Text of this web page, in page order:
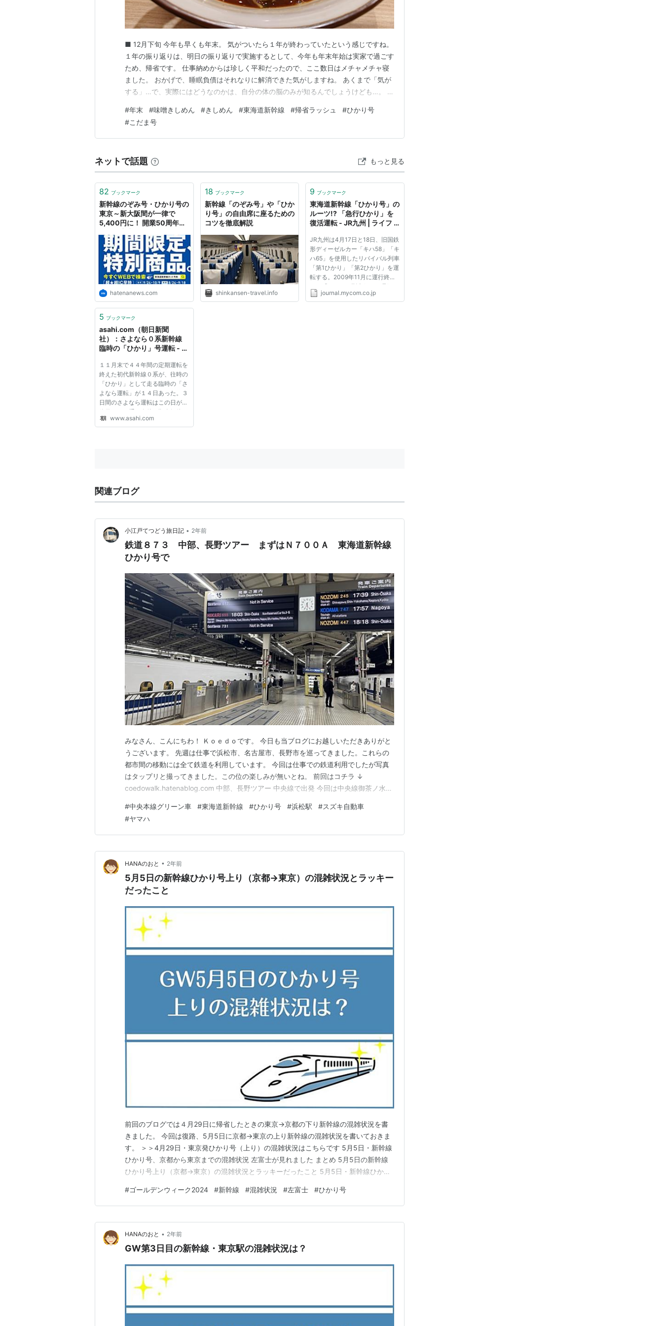
■ 12月下旬 今年も早くも年末。 気がついたら１年が終わっていたという感じですね。
１年の振り返りは、明日の振り返りで実施するとして、今年も年末年始は実家で過ごす
ため、帰省です。 仕事納めからは珍しく平和だったので、ここ数日はメチャメチャ寝
ました。 おかげで、睡眠負債はそれなりに解消できた気がしますね。 あくまで「気が
する」…で、実際にはどうなのかは、自分の体の脳のみが知るんでしょうけども…。 ■
で、今回はチキってしまい、いつもより20分ほど早めに家を出発しました。 すると、
いつも乗る電車の２本前の電車が特急待ち合…
#年末 #味噌きしめん #きしめん #東海道新幹線 #帰省ラッシュ #ひかり号
#こだま号
ネットで話題 もっと見る
82 ブックマーク
新幹線のぞみ号・ひかり号の
東京～新大阪間が一律で
5,400円に！ 開業50周年の
ス
hatenanews.com
18 ブックマーク
新幹線「のぞみ号」や「ひか
り号」の自由席に座るための
コツを徹底解説
shinkansen-travel.info
9 ブックマーク
東海道新幹線「ひかり号」の
ルーツ!? 「急行ひかり」を
復活運転 - JR九州 | ライフ |
JR九州は4月17日と18日、旧国鉄
形ディーゼルカー「キハ58」「キ
ハ65」を使用したリバイバル列車
「第1ひかり」「第2ひかり」を運
転する。2009年11月に運行終了
した「トロッコ列車(トロQ号)」
を牽引していた車両を国鉄当時の
journal.mycom.co.jp
5 ブックマーク
asahi.com（朝日新聞
社）：さよなら０系新幹線
臨時の「ひかり」号運転 - 鉄
１１月末で４４年間の定期運転を
終えた初代新幹線０系が、往時の
「ひかり」として走る臨時の「さ
よなら運転」が１４日あった。３
日間のさよなら運転はこの日が最
終日で、０系は今後、順次解体さ
れる。０系のとまる
www.asahi.com
関連ブログ
小江戸てつどう旅日記 • 2年前
鉄道８７３ 中部、長野ツアー まずはＮ７００Ａ 東海道新幹線
ひかり号で
みなさん、こんにちわ！ Ｋｏｅｄｏです。 今日も当ブログにお越しいただきありがと
うございます。 先週は仕事で浜松市、名古屋市、長野市を巡ってきました。これらの
都市間の移動には全て鉄道を利用しています。 今回は仕事での鉄道利用でしたが写真
はタップリと撮ってきました。この位の楽しみが無いとね。 前回はコチラ ↓
coedowalk.hatenablog.com 中部、長野ツアー 中央線で出発 今回は中央線御茶ノ水駅
はカオス状態です。 列車案内には１２両の文字が。乗車電には無料グリーン車が繋が
っていますが混雑しているでしょ…
#中央本線グリーン車 #東海道新幹線 #ひかり号 #浜松駅 #スズキ自動車
#ヤマハ
HANAのおと • 2年前
5月5日の新幹線ひかり号上り（京都→東京）の混雑状況とラッキー
だったこと
前回のブログでは４月29日に帰省したときの東京→京都の下り新幹線の混雑状況を書
きました。 今回は復路、5月5日に京都→東京の上り新幹線の混雑状況を書いておきま
す。 ＞＞4月29日・東京発ひかり号（上り）の混雑状況はこちらです 5月5日・新幹線
ひかり号、京都から東京までの混雑状況 左富士が見れました まとめ 5月5日の新幹線
ひかり号上り（京都→東京）の混雑状況とラッキーだったこと 5月5日・新幹線ひかり
私が調べたところ、ひかり号の運行は1時間に2本、ちなみにこだまは1本でした。 ゴー
ルデンウィーク中は、東海道新幹…
#ゴールデンウィーク2024 #新幹線 #混雑状況 #左富士 #ひかり号
HANAのおと • 2年前
GW第3日目の新幹線・東京駅の混雑状況は？